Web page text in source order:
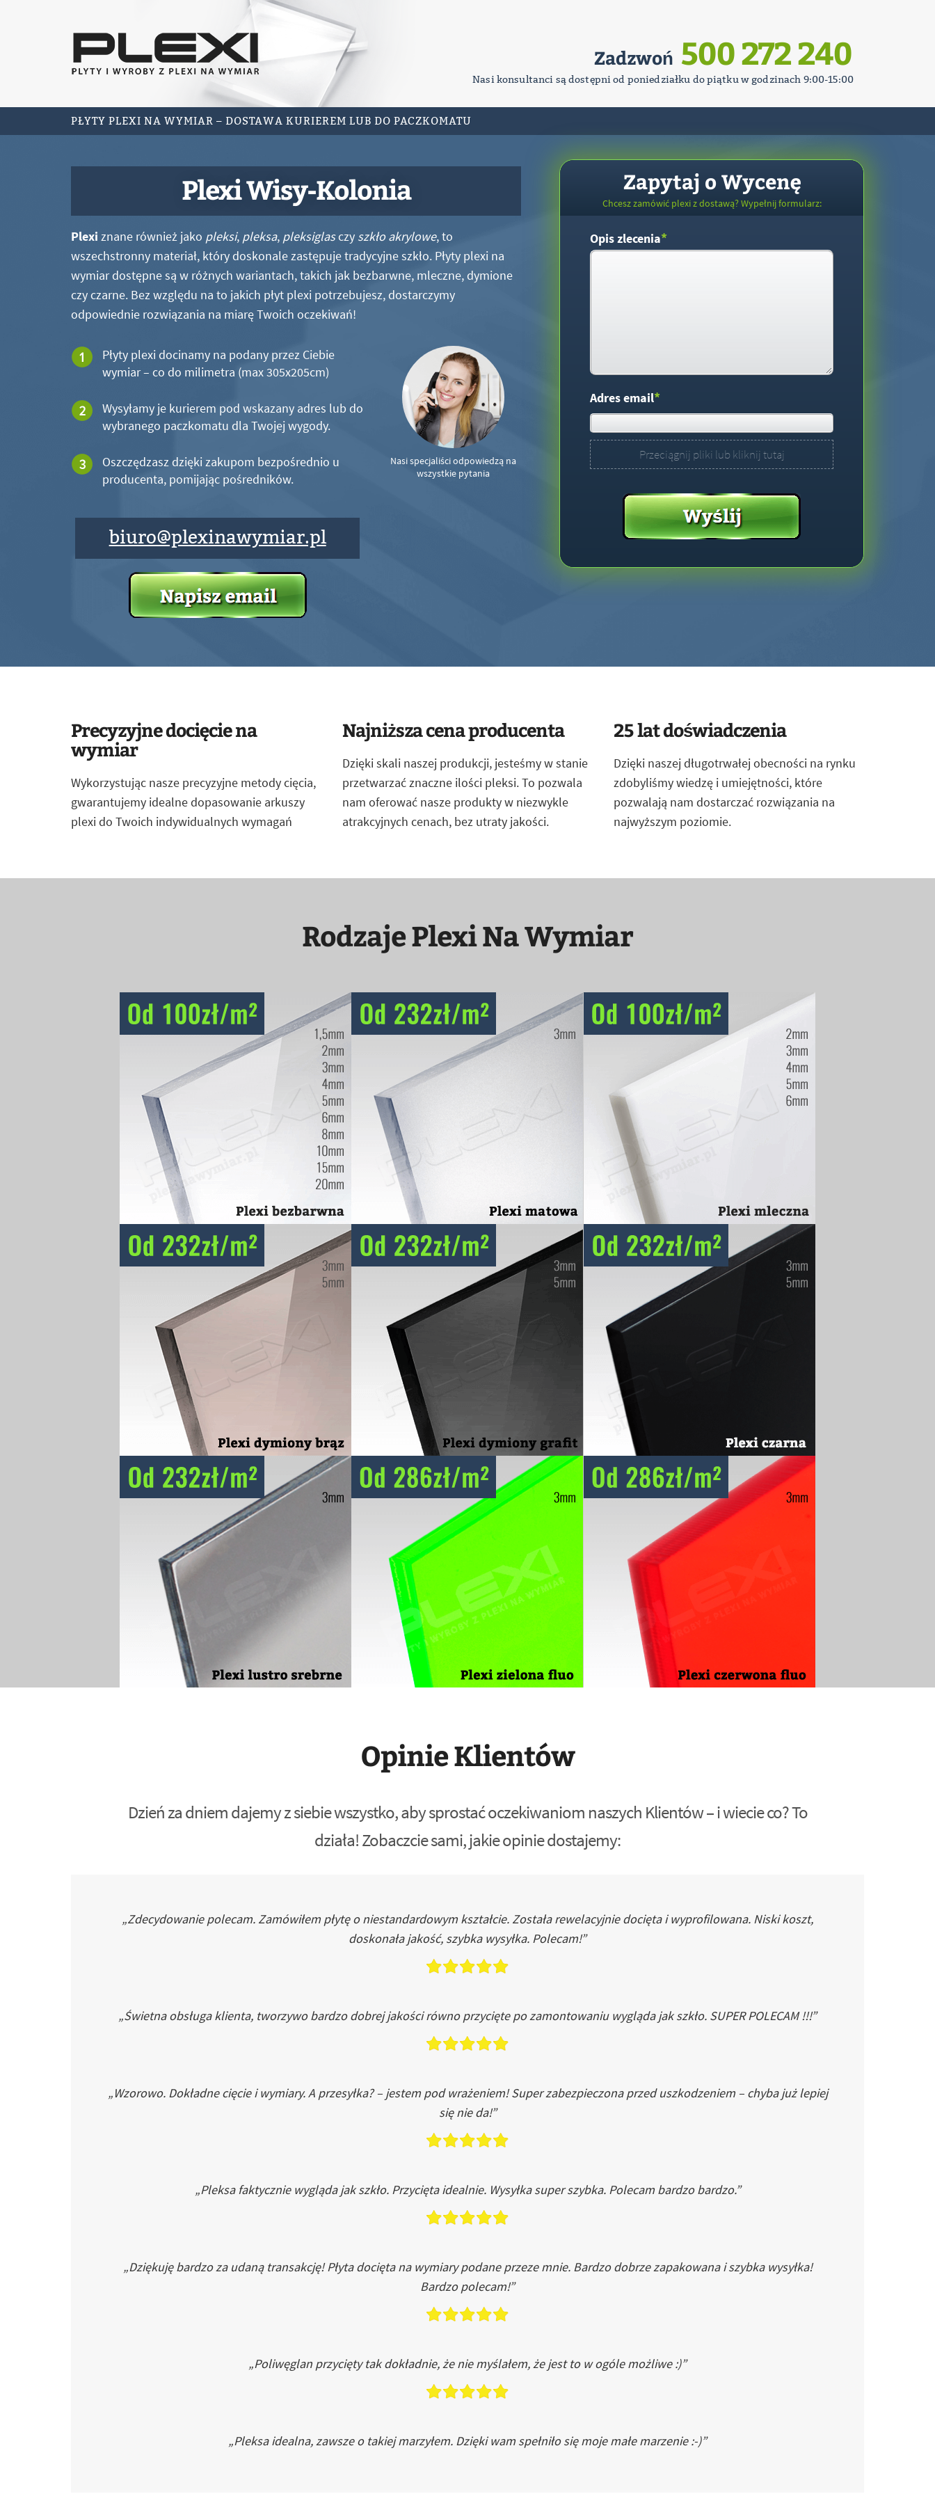
Zadzwoń 500 272 240
Nasi konsultanci są dostępni od poniedziałku do piątku w godzinach 9:00-15:00
PŁYTY PLEXI NA WYMIAR – DOSTAWA KURIEREM LUB DO PACZKOMATU
Plexi Wisy-Kolonia
Plexi znane również jako pleksi, pleksa, pleksiglasczy szkło akrylowe, to
wszechstronny materiał, który doskonale zastępuje tradycyjne szkło. Płyty plexi na
wymiar dostępne są w różnych wariantach, takich jak bezbarwne, mleczne, dymione
czy czarne. Bez względu na to jakich płyt plexi potrzebujesz, dostarczymy
odpowiednie rozwiązania na miarę Twoich oczekiwań!
Płyty plexi docinamy na podany przez Ciebie
wymiar – co do milimetra (max 305x205cm)
Wysyłamy je kurierem pod wskazany adres lub do
wybranego paczkomatu dla Twojej wygody.
Oszczędzasz dzięki zakupom bezpośrednio u
producenta, pomijając pośredników.
biuro@plexinawymiar.pl
Nasi specjaliści odpowiedzą na
wszystkie pytania
Zapytaj o Wycenę
Chcesz zamówić plexi z dostawą? Wypełnij formularz:
Opis zlecenia*
Adres email*
Przeciągnij pliki lub kliknij tutaj
Precyzyjne docięcie na
wymiar
Wykorzystując nasze precyzyjne metody cięcia,
gwarantujemy idealne dopasowanie arkuszy
plexi do Twoich indywidualnych wymagań
Najniższa cena producenta
Dzięki skali naszej produkcji, jesteśmy w stanie
przetwarzać znaczne ilości pleksi. To pozwala
nam oferować nasze produkty w niezwykle
atrakcyjnych cenach, bez utraty jakości.
25 lat doświadczenia
Dzięki naszej długotrwałej obecności na rynku
zdobyliśmy wiedzę i umiejętności, które
pozwalają nam dostarczać rozwiązania na
najwyższym poziomie.
Rodzaje Plexi Na Wymiar
Opinie Klientów
Dzień za dniem dajemy z siebie wszystko, aby sprostać oczekiwaniom naszych Klientów – i wiecie co? To
działa! Zobaczcie sami, jakie opinie dostajemy:
„Zdecydowanie polecam. Zamówiłem płytę o niestandardowym kształcie. Została rewelacyjnie docięta i wyprofilowana. Niski koszt,
doskonała jakość, szybka wysyłka. Polecam!”
„Świetna obsługa klienta, tworzywo bardzo dobrej jakości równo przycięte po zamontowaniu wygląda jak szkło. SUPER POLECAM !!!”
„Wzorowo. Dokładne cięcie i wymiary. A przesyłka? – jestem pod wrażeniem! Super zabezpieczona przed uszkodzeniem – chyba już lepiej
się nie da!”
„Pleksa faktycznie wygląda jak szkło. Przycięta idealnie. Wysyłka super szybka. Polecam bardzo bardzo.”
„Dziękuję bardzo za udaną transakcję! Płyta docięta na wymiary podane przeze mnie. Bardzo dobrze zapakowana i szybka wysyłka!
Bardzo polecam!”
„Poliwęglan przycięty tak dokładnie, że nie myślałem, że jest to w ogóle możliwe :)”
„Pleksa idealna, zawsze o takiej marzyłem. Dzięki wam spełniło się moje małe marzenie :-)”